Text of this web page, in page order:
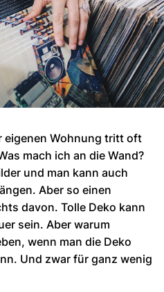
eigenen Wohnung tritt oft
mach ich an die Wand?
und man kann auch
Aber so einen
davon. Tolle Deko kann
sein. Aber warum
wenn man die Deko
Und zwar für ganz wenig